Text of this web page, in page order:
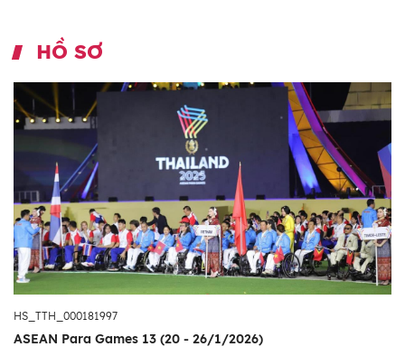
HỒ SƠ
HS_TTH_000181997
ASEAN Para Games 13 (20 - 26/1/2026)